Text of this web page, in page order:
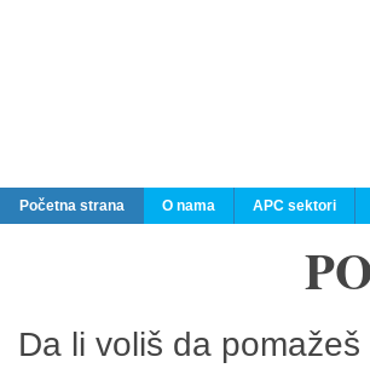
Početna strana O nama APC sektori
Da li voliš da